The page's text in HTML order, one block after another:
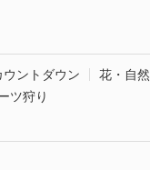
ウントダウン
花・自然
ツ狩り